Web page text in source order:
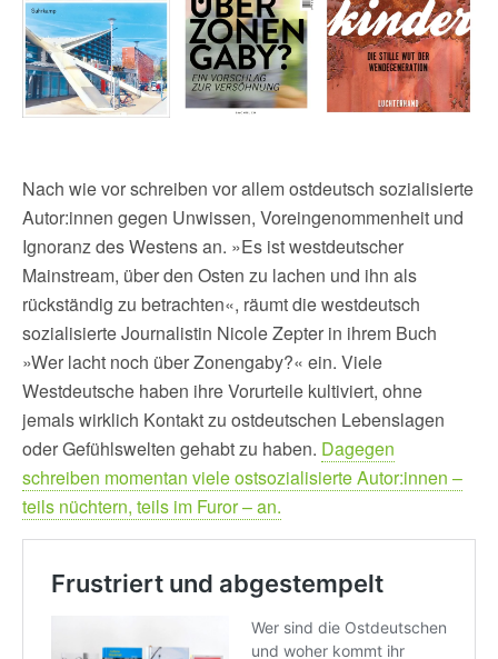
Nach wie vor schreiben vor allem ostdeutsch sozialisierte
Autor:innen gegen Unwissen, Voreingenommenheit und
Ignoranz des Westens an. »Es ist westdeutscher
Mainstream, über den Osten zu lachen und ihn als
rückständig zu betrachten«, räumt die westdeutsch
sozialisierte Journalistin Nicole Zepter in ihrem Buch
»Wer lacht noch über Zonengaby?« ein. Viele
Westdeutsche haben ihre Vorurteile kultiviert, ohne
jemals wirklich Kontakt zu ostdeutschen Lebenslagen
oder Gefühlswelten gehabt zu haben. Dagegen
schreiben momentan viele ostsozialisierte Autor:innen –
teils nüchtern, teils im Furor – an.